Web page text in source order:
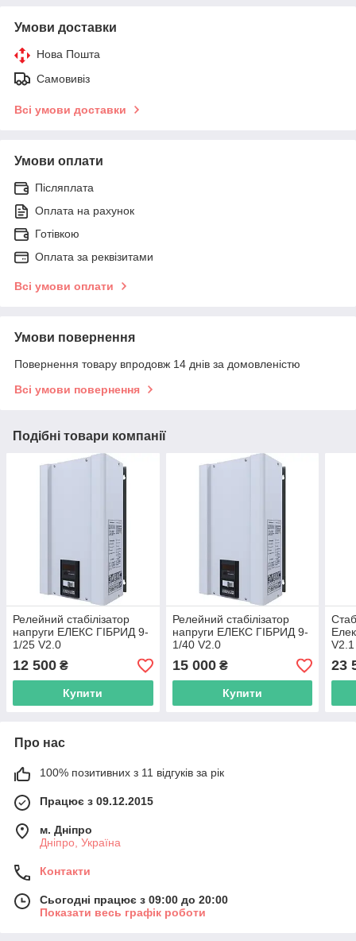
Умови доставки
Нова Пошта
Самовивіз
Всі умови доставки
Умови оплати
Післяплата
Оплата на рахунок
Готівкою
Оплата за реквізитами
Всі умови оплати
Умови повернення
Повернення товару впродовж 14 днів за домовленістю
Всі умови повернення
Подібні товари компанії
Релейний стабілізатор
напруги ЕЛЕКС ГІБРИД 9-
1/25 V2.0
12 500 ₴
Купити
Релейний стабілізатор
напруги ЕЛЕКС ГІБРИД 9-
1/40 V2.0
15 000₴
Купити
V2.1
23
Про нас
100% позитивних з 11 відгуків за рік
Працює з 09.12.2015
м. Дніпро
Дніпро, Україна
Контакти
Сьогодні працює з 09:00 до 20:00
Показати весь графік роботи